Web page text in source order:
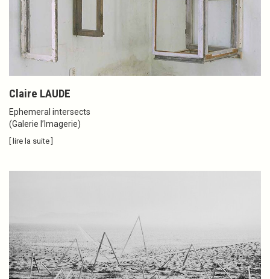
Claire LAUDE
Ephemeral intersects
(Galerie l’Imagerie)
[ lire la suite ]